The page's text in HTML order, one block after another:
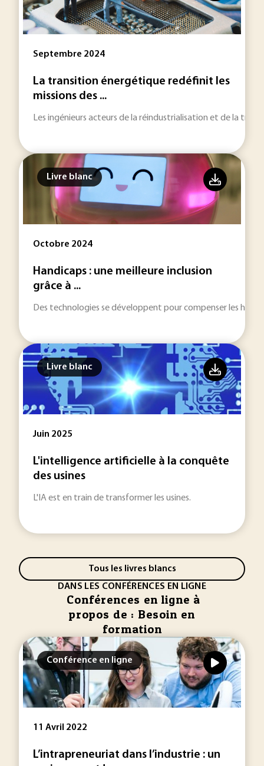
Septembre 2024
La transition énergétique redéfinit les
missions des ...
Les ingénieurs acteurs de la réindustrialisation et de la
Livre blanc
Octobre 2024
Handicaps : une meilleure inclusion
grâce à ...
Des technologies se développent pour compenser les
Livre blanc
Juin 2025
L'intelligence artificielle à la conquête
des usines
L'IA est en train de transformer les usines.
Tous les livres blancs
DANS LES CONFÉRENCES EN LIGNE
Conférences en ligne à
propos de : Besoin en
formation
Conférence en ligne
11 Avril 2022
L’intrapreneuriat dans l’industrie : un